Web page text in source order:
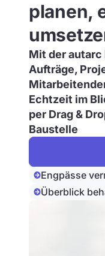
planen,
Mit der autarc
Aufträge,
Echtzeit im
per Drag &
Baustelle
Engpässe
Überblick